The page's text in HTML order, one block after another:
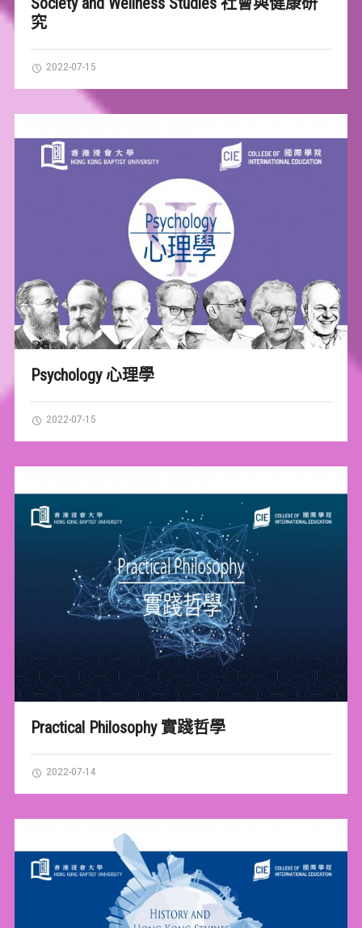
究
2022-07-15
Psychology 心理學
2022-07-15
Practical Philosophy 實踐哲學
2022-07-14